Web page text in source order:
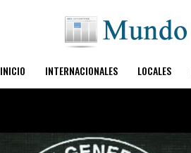
INICIO INTERNACIONALES LOCALES